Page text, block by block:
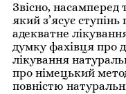
Звісно, насамперед
який з’ясує
адекватне
думку фахівця про
лікування
про німецький
повністю